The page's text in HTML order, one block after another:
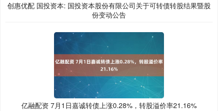
创惠优配 国投资本: 国投资本股份有限公司关于可转债转股结果暨股
份变动公告
亿融配资 7月1日嘉诚转债上涨0.28%，转股溢价率21.16%